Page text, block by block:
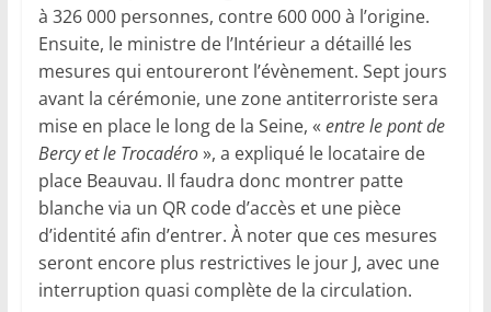
à 326 000 personnes, contre 600 000 à l’origine.
Ensuite, le ministre de l’Intérieur a détaillé les
mesures qui entoureront l’évènement. Sept jours
avant la cérémonie, une zone antiterroriste sera
mise en place le long de la Seine, « entre le pont de
Bercy et le Trocadéro», a expliqué le locataire de
place Beauvau. Il faudra donc montrer patte
blanche via un QR code d’accès et une pièce
d’identité afin d’entrer. À noter que ces mesures
seront encore plus restrictives le jour J, avec une
interruption quasi complète de la circulation.